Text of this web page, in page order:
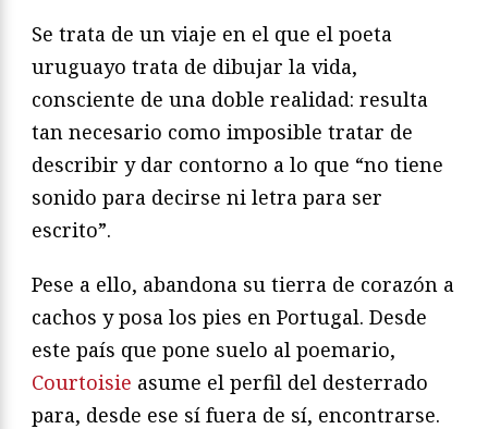
Se trata de un viaje en el que el poeta
uruguayo trata de dibujar la vida,
consciente de una doble realidad: resulta
tan necesario como imposible tratar de
describir y dar contorno a lo que “no tiene
sonido para decirse ni letra para ser
escrito”.
Pese a ello, abandona su tierra de corazón a
cachos y posa los pies en Portugal. Desde
este país que pone suelo al poemario,
Courtoisie asume el perfil del desterrado
para, desde ese sí fuera de sí, encontrarse.